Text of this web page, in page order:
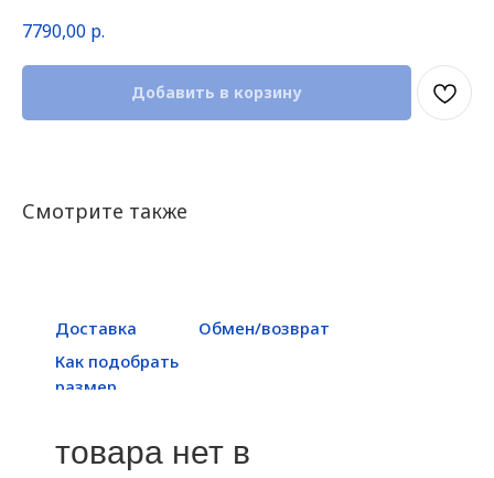
7790,00 р.
Добавить в корзину
Смотрите также
Доставка
Обмен/возврат
Как подобрать
размер
товара нет в